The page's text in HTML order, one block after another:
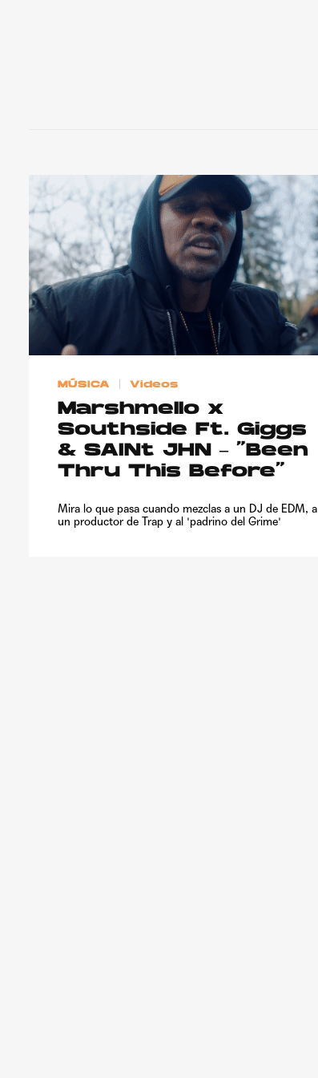
MÚSICA Videos
Marshmello x
Southside Ft. Giggs
& SAINt JHN – “Been
Thru This Before”
Mira lo que pasa cuando mezclas a un DJ de EDM, a
un productor de Trap y al 'padrino del Grime'